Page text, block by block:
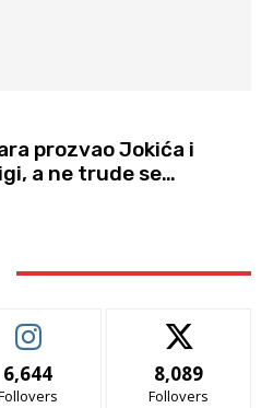
prozvao Jokića i
a ne trude se…
6,644 8,089
Follovers